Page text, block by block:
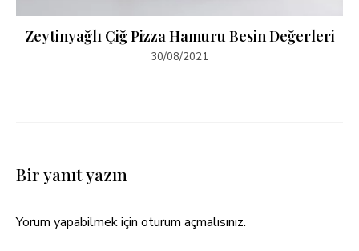
Zeytinyağlı Çiğ Pizza Hamuru Besin Değerleri
30/08/2021
Bir yanıt yazın
Yorum yapabilmek için oturum açmalısınız.